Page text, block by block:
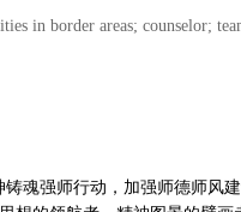
in border areas; counselor;
铸魂强师行动，加强师德师风